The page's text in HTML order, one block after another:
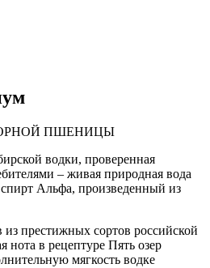
ПШЕНИЦЫ
водки, проверенная
– живая природная вода
Альфа, произведенный из
престижных сортов российской
в рецептуре Пять озер
мягкость водке